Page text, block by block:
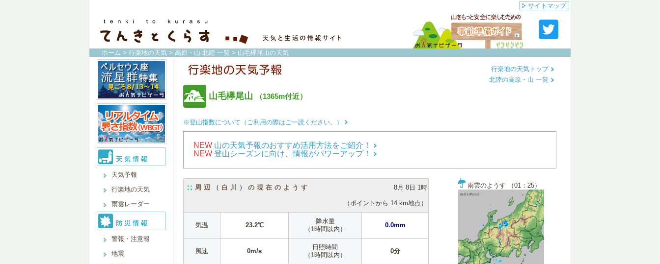
サイトマップ
ホーム > 行楽地の天気 > 高原・山-北陸 一覧 > 山毛欅尾山の天気
天気予報
行楽地の天気
雨雲レーダー
警報・注意報
地震
山毛欅尾山 （1365m付近）
行楽地の天気トップ
北陸の高原・山 一覧
※登山指数について（ご利用の際はご一読ください。）
NEW 山の天気予報のおすすめ活用方法をご紹介！
NEW 登山シーズンに向け、情報がパワーアップ！
周辺（白川）の現在のようす 8月 8日 1時
（ポイントから 14 km地点）
気温 23.2℃
降水量
（1時間以内）
0.0mm
風速 0m/s
日照時間
（1時間以内）
0分
雨雲のようす （01：25）